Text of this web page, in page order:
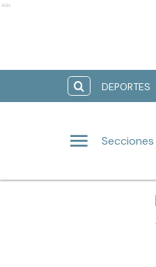
Ads
DEPORTES
Secciones